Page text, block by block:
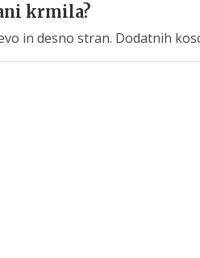
krmila?
in desno stran. Dodatnih